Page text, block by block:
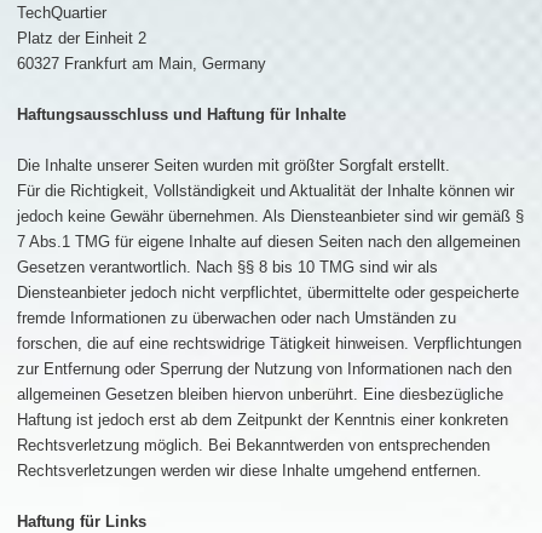
TechQuartier
Platz der Einheit 2
60327 Frankfurt am Main, Germany
Haftungsausschluss und Haftung für Inhalte
Die Inhalte unserer Seiten wurden mit größter Sorgfalt erstellt.
Für die Richtigkeit, Vollständigkeit und Aktualität der Inhalte können wir
jedoch keine Gewähr übernehmen. Als Diensteanbieter sind wir gemäß §
7 Abs.1 TMG für eigene Inhalte auf diesen Seiten nach den allgemeinen
Gesetzen verantwortlich. Nach §§ 8 bis 10 TMG sind wir als
Diensteanbieter jedoch nicht verpflichtet, übermittelte oder gespeicherte
fremde Informationen zu überwachen oder nach Umständen zu
forschen, die auf eine rechtswidrige Tätigkeit hinweisen. Verpflichtungen
zur Entfernung oder Sperrung der Nutzung von Informationen nach den
allgemeinen Gesetzen bleiben hiervon unberührt. Eine diesbezügliche
Haftung ist jedoch erst ab dem Zeitpunkt der Kenntnis einer konkreten
Rechtsverletzung möglich. Bei Bekanntwerden von entsprechenden
Rechtsverletzungen werden wir diese Inhalte umgehend entfernen.
Haftung für Links